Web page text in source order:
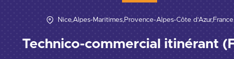
Nice,Alpes-Maritimes,Provence-Alpes-Côte d'Azur,France
Technico-commercial itinérant